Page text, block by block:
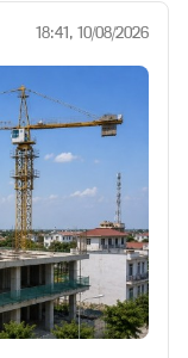
18:41, 10/08/2026